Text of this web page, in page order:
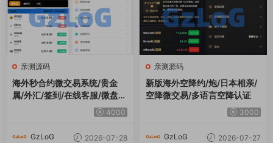
亲测源码
海外秒合约微交易系统/贵金
属/外汇/签到/在线客服/微盘系
4000
GzLoG 2026-07-28
亲测源码
新版海外空降约/炮/日本相亲/
空降微交易/多语言空降认证
3000
GzLoG 2026-07-27